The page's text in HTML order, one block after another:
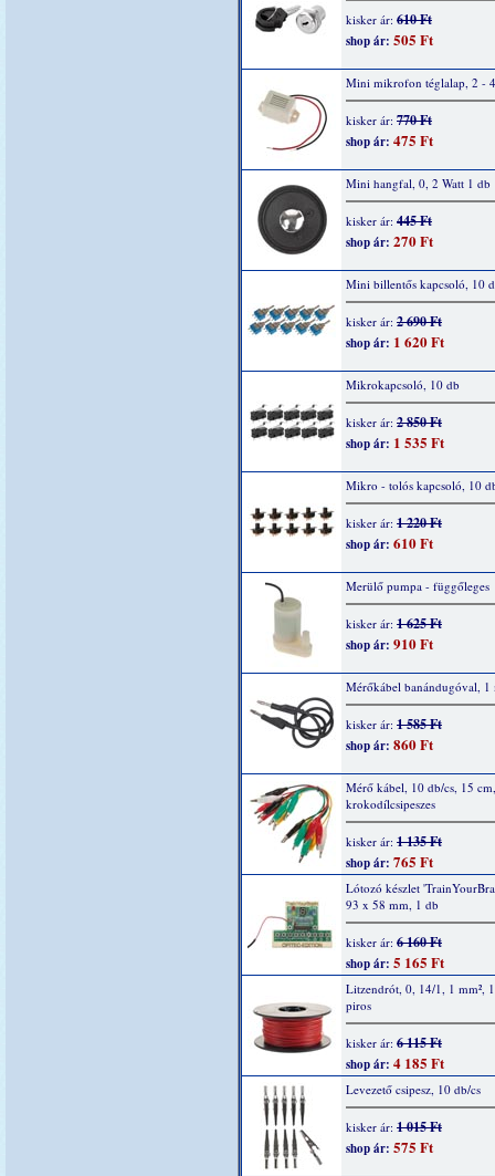
kisker ár: 610 Ft
shop ár: 505 Ft
Mini mikrofon téglalap, 2 -
kisker ár: 770 Ft
shop ár: 475 Ft
Mini hangfal, 0, 2 Watt 1 db
kisker ár: 445 Ft
shop ár: 270 Ft
Mini billentős kapcsoló, 10
kisker ár: 2 690 Ft
shop ár: 1 620 Ft
Mikrokapcsoló, 10 db
kisker ár: 2 850 Ft
shop ár: 1 535 Ft
Mikro - tolós kapcsoló, 10
kisker ár: 1 220 Ft
shop ár: 610 Ft
Merülő pumpa - függőleges
kisker ár: 1 625 Ft
shop ár: 910 Ft
Mérőkábel banándugóval, 1
kisker ár: 1 585 Ft
shop ár: 860 Ft
Mérő kábel, 10 db/cs, 15 cm,
krokodílcsipeszes
kisker ár: 1 135 Ft
shop ár: 765 Ft
Lótozó készlet
93 x 58 mm, 1 db
kisker ár: 6 160 Ft
shop ár: 5 165 Ft
Litzendrót, 0, 14/1, 1 mm²,
piros
kisker ár: 6 115 Ft
shop ár: 4 185 Ft
Levezető csipesz, 10 db/cs
kisker ár: 1 015 Ft
shop ár: 575 Ft